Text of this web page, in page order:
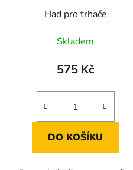
Had pro trhače
Skladem
575 Kč
DO KOŠÍKU